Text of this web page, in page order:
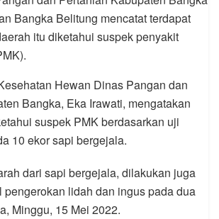
Bangka Belitung mencatat terdapat
itu diketahui suspek penyakit
Hewan Dinas Pangan dan
Bangka, Eka Irawati, mengatakan
suspek PMK berdasarkan uji
10 ekor sapi bergejala.
dari sapi bergejala, dilakukan juga
lidah dan ingus pada dua
Minggu, 15 Mei 2022.